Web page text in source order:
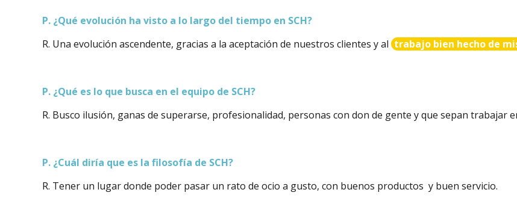
P. ¿Qué evolución ha visto a lo largo del tiempo en SCH?
R. Una evolución ascendente, gracias a la aceptación de nuestros clientes y al trabajo bien hecho de
P. ¿Qué es lo que busca en el equipo de SCH?
R. Busco ilusión, ganas de superarse, profesionalidad, personas con don de gente y que sepan trabajar
P. ¿Cuál diría que es la filosofía de SCH?
R. Tener un lugar donde poder pasar un rato de ocio a gusto, con buenos productos y buen servicio.